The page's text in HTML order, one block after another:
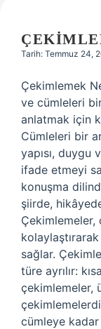
Tarih: Temmuz 24,
Çekimlemek
ve cümleleri
anlatmak için
Cümleleri bir
yapısı,
ifade etmeyi
konuşma
şiirde,
sağlar.
türe ayrılır:
çekimlemeler,
cümleye